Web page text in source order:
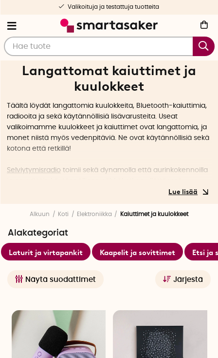
Valikoituja ja testattuja tuotteita
Langattomat kaiuttimet ja
kuulokkeet
Täältä löydät langattomia kuulokkeita, Bluetooth-kaiuttimia,
radiooita ja sekä käytännöllisiä lisävarusteita. Useat
valikoimamme kuulokkeet ja kaiuttimet ovat langattomia, ja
monet niistä myös vedenpitäviä. Ne ovat käytännöllisiä sekä
kotona että retkillä!
Selviytymisradio toimii sekä dynamolla että aurinkokennoilla
suojaat kuuloasi samalla kun
pitkiä aikoja meluisalla paikalla. Kuulokkeilla varustettu pipo
löydät useita langattomia ja jopa vedenkestäviä kaiuttimia,
jotka ovat täydellisiä kotiin ja rannalle!
Alkuun Koti Elektroniikka Kaiuttimet ja kuulokkeet
Näytä suodattimet Järjestä
Alakategoriat
Laturit ja virtapankit Kaapelit ja sovittimet Etsi ja